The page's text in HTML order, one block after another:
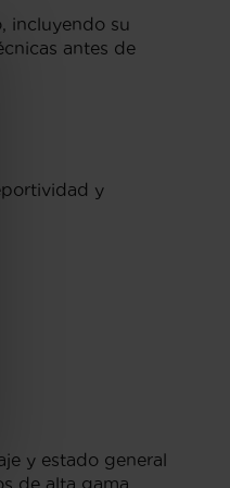
incluyendo su
antes de
y
y estado general
de alta gama.